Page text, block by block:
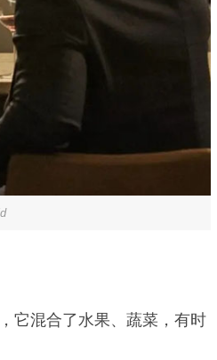
它混合了水果、蔬菜，有时